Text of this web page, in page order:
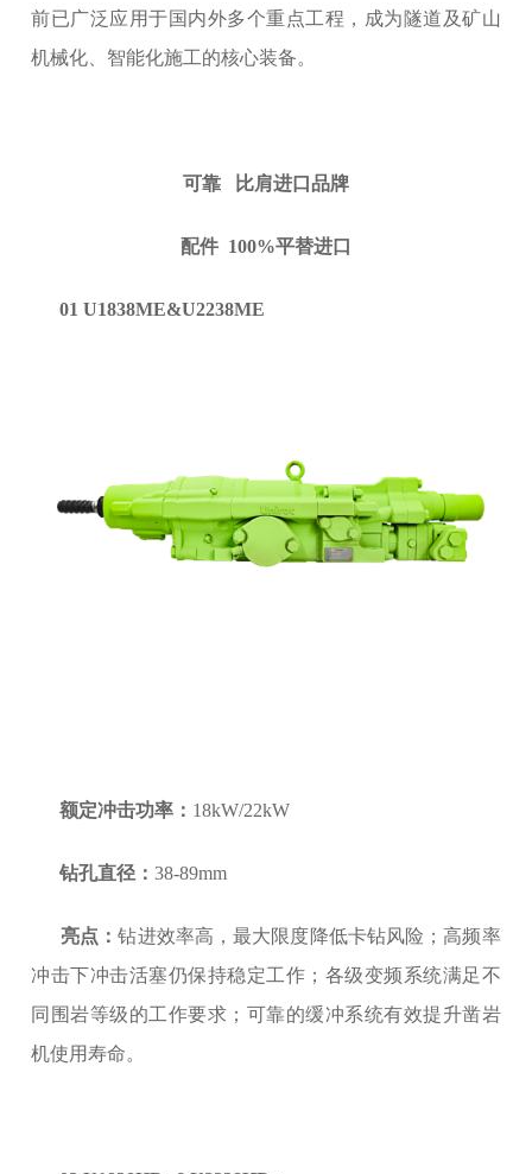
前已广泛应用于国内外多个重点工程，成为隧道及矿山
机械化、智能化施工的核心装备。
可靠 比肩进口品牌
配件 100%平替进口
01 U1838ME&U2238ME
额定冲击功率： 18kW/22kW
钻孔直径：38-89mm
亮点：钻进效率高，最大限度降低卡钻风险；高频率
冲击下冲击活塞仍保持稳定工作；各级变频系统满足不
同围岩等级的工作要求；可靠的缓冲系统有效提升凿岩
机使用寿命。